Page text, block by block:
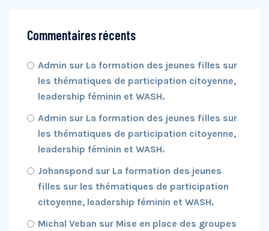
Commentaires récents
Admin sur La formation des jeunes filles sur
les thématiques de participation citoyenne,
leadership féminin et WASH.
Admin sur La formation des jeunes filles sur
les thématiques de participation citoyenne,
leadership féminin et WASH.
Johanspond sur La formation des jeunes
filles sur les thématiques de participation
citoyenne, leadership féminin et WASH.
Michal Veban sur Mise en place des groupes